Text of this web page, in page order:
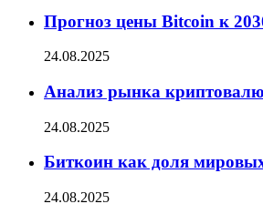
Прогноз цены Bitcoin к
24.08.2025
Анализ рынка
24.08.2025
Биткоин как доля
24.08.2025